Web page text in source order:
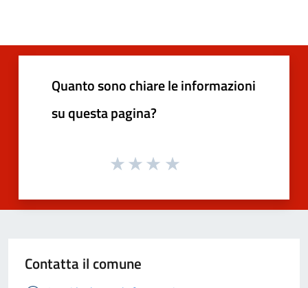
Quanto sono chiare le informazioni
su questa pagina?
Contatta il comune